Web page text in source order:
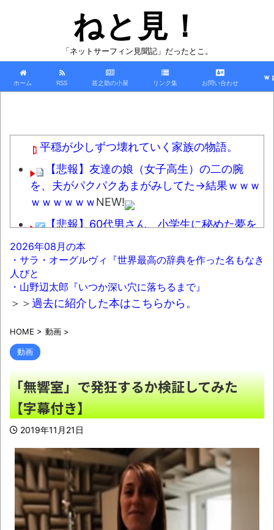
ねと見！
「ネットサーフィン見聞記」だったとこ。
ホーム RSS 甚之助の小屋 リンク集 お問い合わせ
ｗ
平穏が少しずつ壊れていく家族の物語。
【悲報】友達の娘（女子高生）の二の腕
を、夫がパクパクあまがみしてた→結果ｗｗｗ
ｗｗｗｗｗｗNEW!
【悲報】60代男さん、小学生に秘めた夢を
語って通報されるｗｗｗｗｗｗｗ
【動画】熊本地震の瞬間の手術室の防犯カ
メラ映像、公開される
NEW!
熊本県内で◯◯者が現れまくり、通報頻
NEW!
かわる」←これｗｗｗNEW!
健康診断の結果が悪すぎてワロタァ！NEW!
【画像】このボケて、破壊力ありすぎてク
ッソワロタｗｗｗｗｗｗｗｗｗNEW!
【有能】政府「トラックはサービスエリア
利用有料化すればサボらず走るし流問題解決じ
ゃね？」NEW!
【描込】なんだよこの漫画ｗｗｗ【注意】
2026年08月の本
・サラ・オーグルヴィ『世界最高の辞典を作った名もなき
人びと
・山野辺太郎『いつか深い穴に落ちるまで』
＞＞過去に紹介した本はこちらから。
HOME > 動画 >
動画
「無響室」で発狂するか検証してみた
【字幕付き】
2019年11月21日